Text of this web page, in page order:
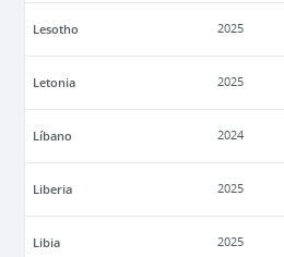
Lesotho 2025
Letonia 2025
Líbano 2024
Liberia 2025
Libia 2025